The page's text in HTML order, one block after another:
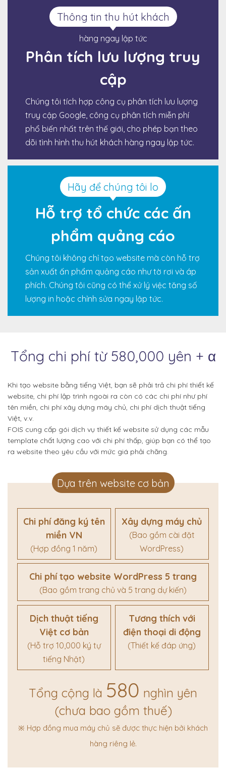
Thông tin thu hút khách
hàng ngay lập tức
Phân tích lưu lượng truy
cập
Chúng tôi tích hợp công cụ phân tích lưu lượng
truy cập Google, công cụ phân tích miễn phí
phổ biến nhất trên thế giới, cho phép bạn theo
dõi tình hình thu hút khách hàng ngay lập tức.
Hãy để chúng tôi lo
Hỗ trợ tổ chức các ấn
phẩm quảng cáo
Chúng tôi không chỉ tạo website mà còn hỗ trợ
sản xuất ấn phẩm quảng cáo như tờ rơi và áp
phích. Chúng tôi cũng có thể xử lý việc tăng số
lượng in hoặc chỉnh sửa ngay lập tức.
Tổng chi phí từ 580,000 yên + α
Khi tạo website bằng tiếng Việt, bạn sẽ phải trả chi phí thiết kế
website, chi phí lập trình ngoài ra còn có các chi phí như phí
tên miền, chi phí xây dựng máy chủ, chi phí dịch thuật tiếng
Việt, v.v.
FOIS cung cấp gói dịch vụ thiết kế website sử dụng các mẫu
template chất lượng cao với chi phí thấp, giúp bạn có thể tạo
ra website theo yêu cầu với mức giá phải chăng.
Dựa trên website cơ bản
Chi phí đăng ký tên
miền VN
(Hợp đồng 1 năm)
Xây dựng máy chủ
(Bao gồm cài đặt
WordPress)
Chi phí tạo website WordPress 5 trang
(Bao gồm trang chủ và 5 trang dự kiến)
Dịch thuật tiếng
Việt cơ bản
(Hỗ trợ 10,000 ký tự
tiếng Nhật)
Tương thích với
điện thoại di động
(Thiết kế đáp ứng)
Tổng cộng là 580 nghìn yên
(chưa bao gồm thuế)
※ Hợp đồng mua máy chủ sẽ được thực hiện bởi khách
hàng riêng lẻ.